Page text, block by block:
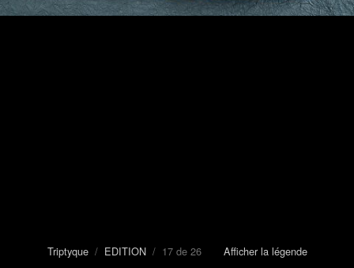
Triptyque/ EDITION/ 17 de 26 Afficher la légende